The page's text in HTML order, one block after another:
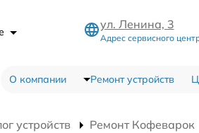
ул. Ленина, 3
Адрес сервисного
О компании Ремонт устройств
устройств Ремонт Кофеварок